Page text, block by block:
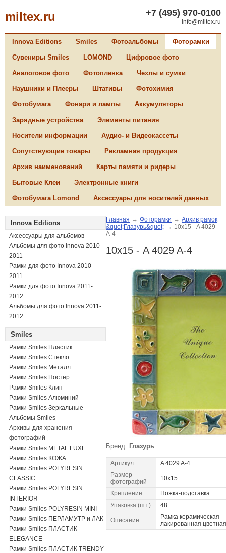
miltex.ru +7 (495) 970-0100
info@miltex.ru
Innova Editions Smiles Фотоальбомы Фоторамки
Сувениры Smiles LOMOND Цифровое фото
Аналоговое фото Фотопленка Чехлы и сумки
Наушники и Плееры Штативы Фотохимия
Фотобумага Фонари и лампы Аккумуляторы
Зарядные устройства Элементы питания
Носители информации Аудио- и Видеокассеты
Сопутствующие товары Рекламная продукция
Архив наименований Карты памяти и ридеры
Бытовые Клеи Электронные книги
Фотобумага Lomond Аксессуары для носителей данных
Innova Editions
Аксессуары для альбомов
Альбомы для фото Innova 2010-
2011
Рамки для фото Innova 2010-
2011
Рамки для фото Innova 2011-
2012
Альбомы для фото Innova 2011-
2012
Smiles
Рамки Smiles Пластик
Рамки Smiles Стекло
Рамки Smiles Металл
Рамки Smiles Постер
Рамки Smiles Клип
Рамки Smiles Алюминий
Рамки Smiles Зеркальные
Альбомы Smiles
Архивы для хранения
фотографий
Рамки Smiles METAL LUXE
Рамки Smiles КОЖА
Рамки Smiles POLYRESIN
CLASSIC
Рамки Smiles POLYRESIN
INTERIOR
Рамки Smiles POLYRESIN MINI
Рамки Smiles ПЕРЛАМУТР и ЛАК
Рамки Smiles ПЛАСТИК
ELEGANCE
Рамки Smiles ПЛАСТИК TRENDY
Главная → Фоторамки → Архив рамок
&quot;Глазурь&quot; → 10х15 - A 4029
A-4
10х15 - A 4029 A-4
Бренд: Глазурь
Артикул
A 4029 A-4
Размер
фотографий
10x15
Крепление
Ножка-подставка
Упаковка (шт.)
48
Описание
Рамка керамическая
лакированная цветная